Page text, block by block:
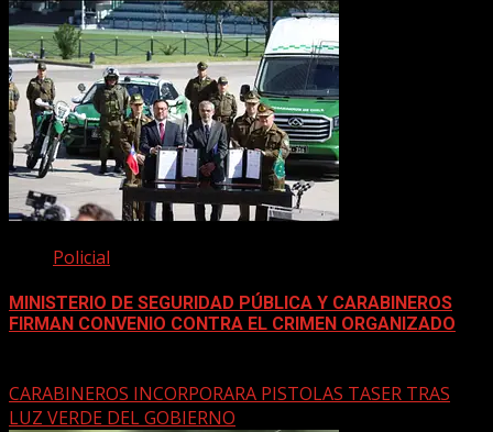
Policial
MINISTERIO DE SEGURIDAD PÚBLICA Y CARABINEROS
FIRMAN CONVENIO CONTRA EL CRIMEN ORGANIZADO
CARABINEROS INCORPORARA PISTOLAS TASER TRAS
LUZ VERDE DEL GOBIERNO